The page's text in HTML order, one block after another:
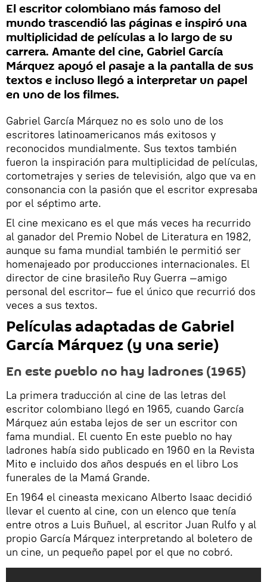
El escritor colombiano más famoso del
mundo trascendió las páginas e inspiró una
multiplicidad de películas a lo largo de su
carrera. Amante del cine, Gabriel García
Márquez apoyó el pasaje a la pantalla de sus
textos e incluso llegó a interpretar un papel
en uno de los filmes.
Gabriel García Márquez no es solo uno de los
escritores latinoamericanos más exitosos y
reconocidos mundialmente. Sus textos también
fueron la inspiración para multiplicidad de películas,
cortometrajes y series de televisión, algo que va en
consonancia con la pasión que el escritor expresaba
por el séptimo arte.
El cine mexicano es el que más veces ha recurrido
al ganador del Premio Nobel de Literatura en 1982,
aunque su fama mundial también le permitió ser
homenajeado por producciones internacionales. El
director de cine brasileño Ruy Guerra —amigo
personal del escritor— fue el único que recurrió dos
veces a sus textos.
Películas adaptadas de Gabriel
García Márquez (y una serie)
En este pueblo no hay ladrones (1965)
La primera traducción al cine de las letras del
escritor colombiano llegó en 1965, cuando García
Márquez aún estaba lejos de ser un escritor con
fama mundial. El cuento En este pueblo no hay
ladrones había sido publicado en 1960 en la Revista
Mito e incluido dos años después en el libro Los
funerales de la Mamá Grande.
En 1964 el cineasta mexicano Alberto Isaac decidió
llevar el cuento al cine, con un elenco que tenía
entre otros a Luis Buñuel, al escritor Juan Rulfo y al
propio García Márquez interpretando al boletero de
un cine, un pequeño papel por el que no cobró.